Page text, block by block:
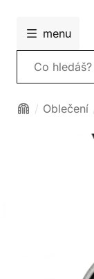
menu
Vyhledávání
Oblečení